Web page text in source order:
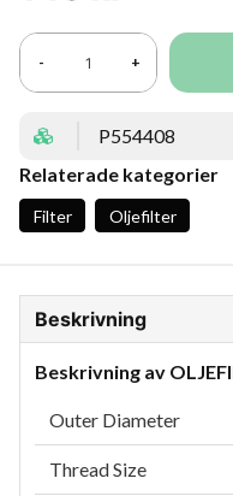
- +
P554408
Relaterade kategorier
Filter Oljefilter
Beskrivning
Beskrivning av
Outer Diameter
Thread Size